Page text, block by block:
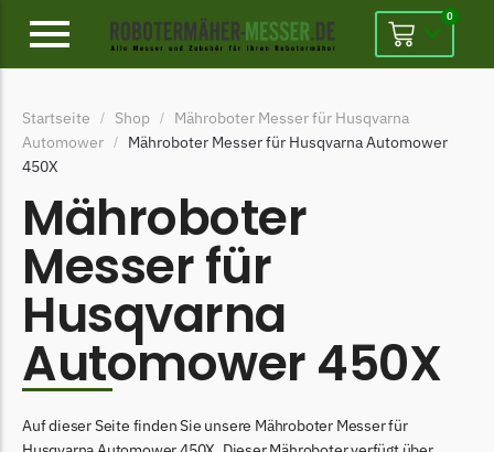
Alpina Messer
Begrenzungsdraht
Ambrogio
Ambrogio Messer
Begrenzungsdraht
Belrobotics
Belrobotics Messer
Begrenzungsdraht
Black & Decker
0
Startseite / Shop /
Mähroboter Messer für Husqvarna
Automower
/
Mähroboter Messer für Husqvarna Automower
450X
Mähroboter
Messer für
Husqvarna
Automower 450X
Auf dieser Seite finden Sie unsere Mähroboter Messer für